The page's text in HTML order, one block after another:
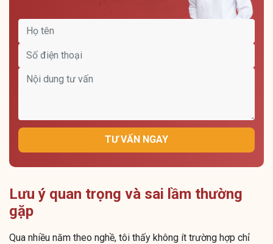
TƯ VẤN NGAY
Lưu ý quan trọng và sai lầm thường
gặp
Qua nhiều năm theo nghề, tôi thấy không ít trường hợp chỉ